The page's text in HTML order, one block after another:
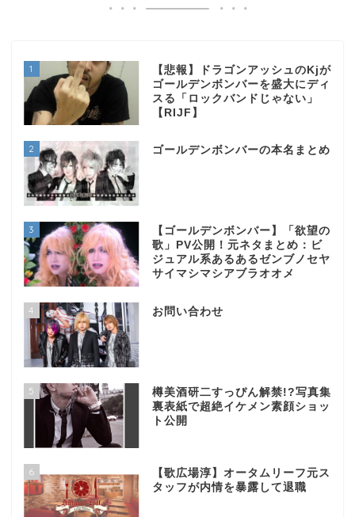
1
【悲報】ドラゴンアッシュのKjが
ゴールデンボンバーを盛大にディ
スる「ロックバンドじゃない」
【RIJF】
2 ゴールデンボンバーの本名まとめ
3
【ゴールデンボンバー】「欲望の
歌」PV公開！元ネタまとめ：ビ
ジュアル系あるあるゼンブノセヤ
サイマシマシアブラオオメ
4 お問い合わせ
5
樽美酒研二すっぴん解禁!?写真集
裏表紙で超絶イケメン素顔ショッ
ト公開
6
【歌広場淳】オータムリーフ元ス
タッフが内情を暴露して退職